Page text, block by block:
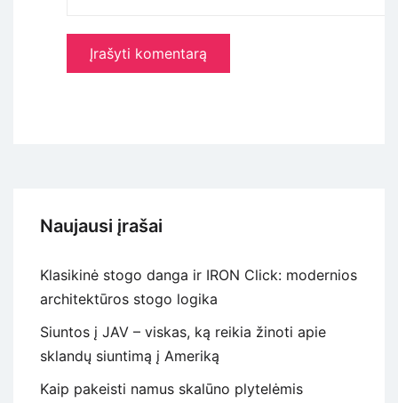
Naujausi įrašai
Klasikinė stogo danga ir IRON Click: modernios
architektūros stogo logika
Siuntos į JAV – viskas, ką reikia žinoti apie
sklandų siuntimą į Ameriką
Kaip pakeisti namus skalūno plytelėmis